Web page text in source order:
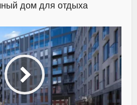
дом для отдыха